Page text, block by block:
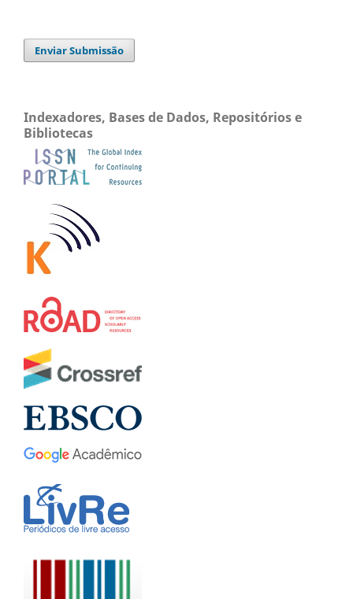
Enviar Submissão
Indexadores, Bases de Dados, Repositórios e
Bibliotecas